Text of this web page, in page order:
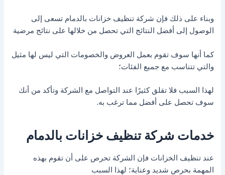
وبناء على ذلك فإن شركة تنظيف خزانات بالدمام تسعى إلى
الوصول إلى أفضل النتائج التي تحصل من خلالها على نتائج مرضية
كما أنها سوف تقوم بعمل العروض والخصومات التي ليس لها مثيل
والتي تتناسب مع جميع الفئات؛
لهذا السبب فلا تقلق كثيرًا عند التواصل مع الشركة وتأكد من أنك
سوف تحصل على أفضل مما ترغب به.
خدمات شركة تنظيف خزانات بالدمام
عند تنظيف الخزانات فإن الشركة تحرص على أن تقوم بهذه
المهمة بحرص شديد وعناية؛ لهذا السبب